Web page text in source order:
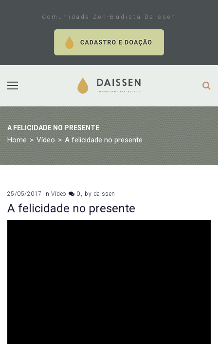
Comunidade Zen-Budista Daissen
A FELICIDADE NO PRESENTE
Home > Vídeo > A felicidade no presente
25/05/2017 inVídeo 0 by daissen
A felicidade no presente